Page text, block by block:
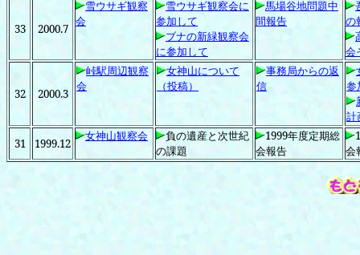
33 2000.7
雪ウサギ観察
会
雪ウサギ観察会に
参加して
ブナの新緑観察会
に参加して
馬場谷地問題中
間報告
の
会
32 2000.3
峠駅周辺観察
会
女神山について
（投稿）
事務局からの返
信
参
計
31
1999.12
女神山観察会
負の遺産と次世紀
の課題
1999年度定期総
会報告
会